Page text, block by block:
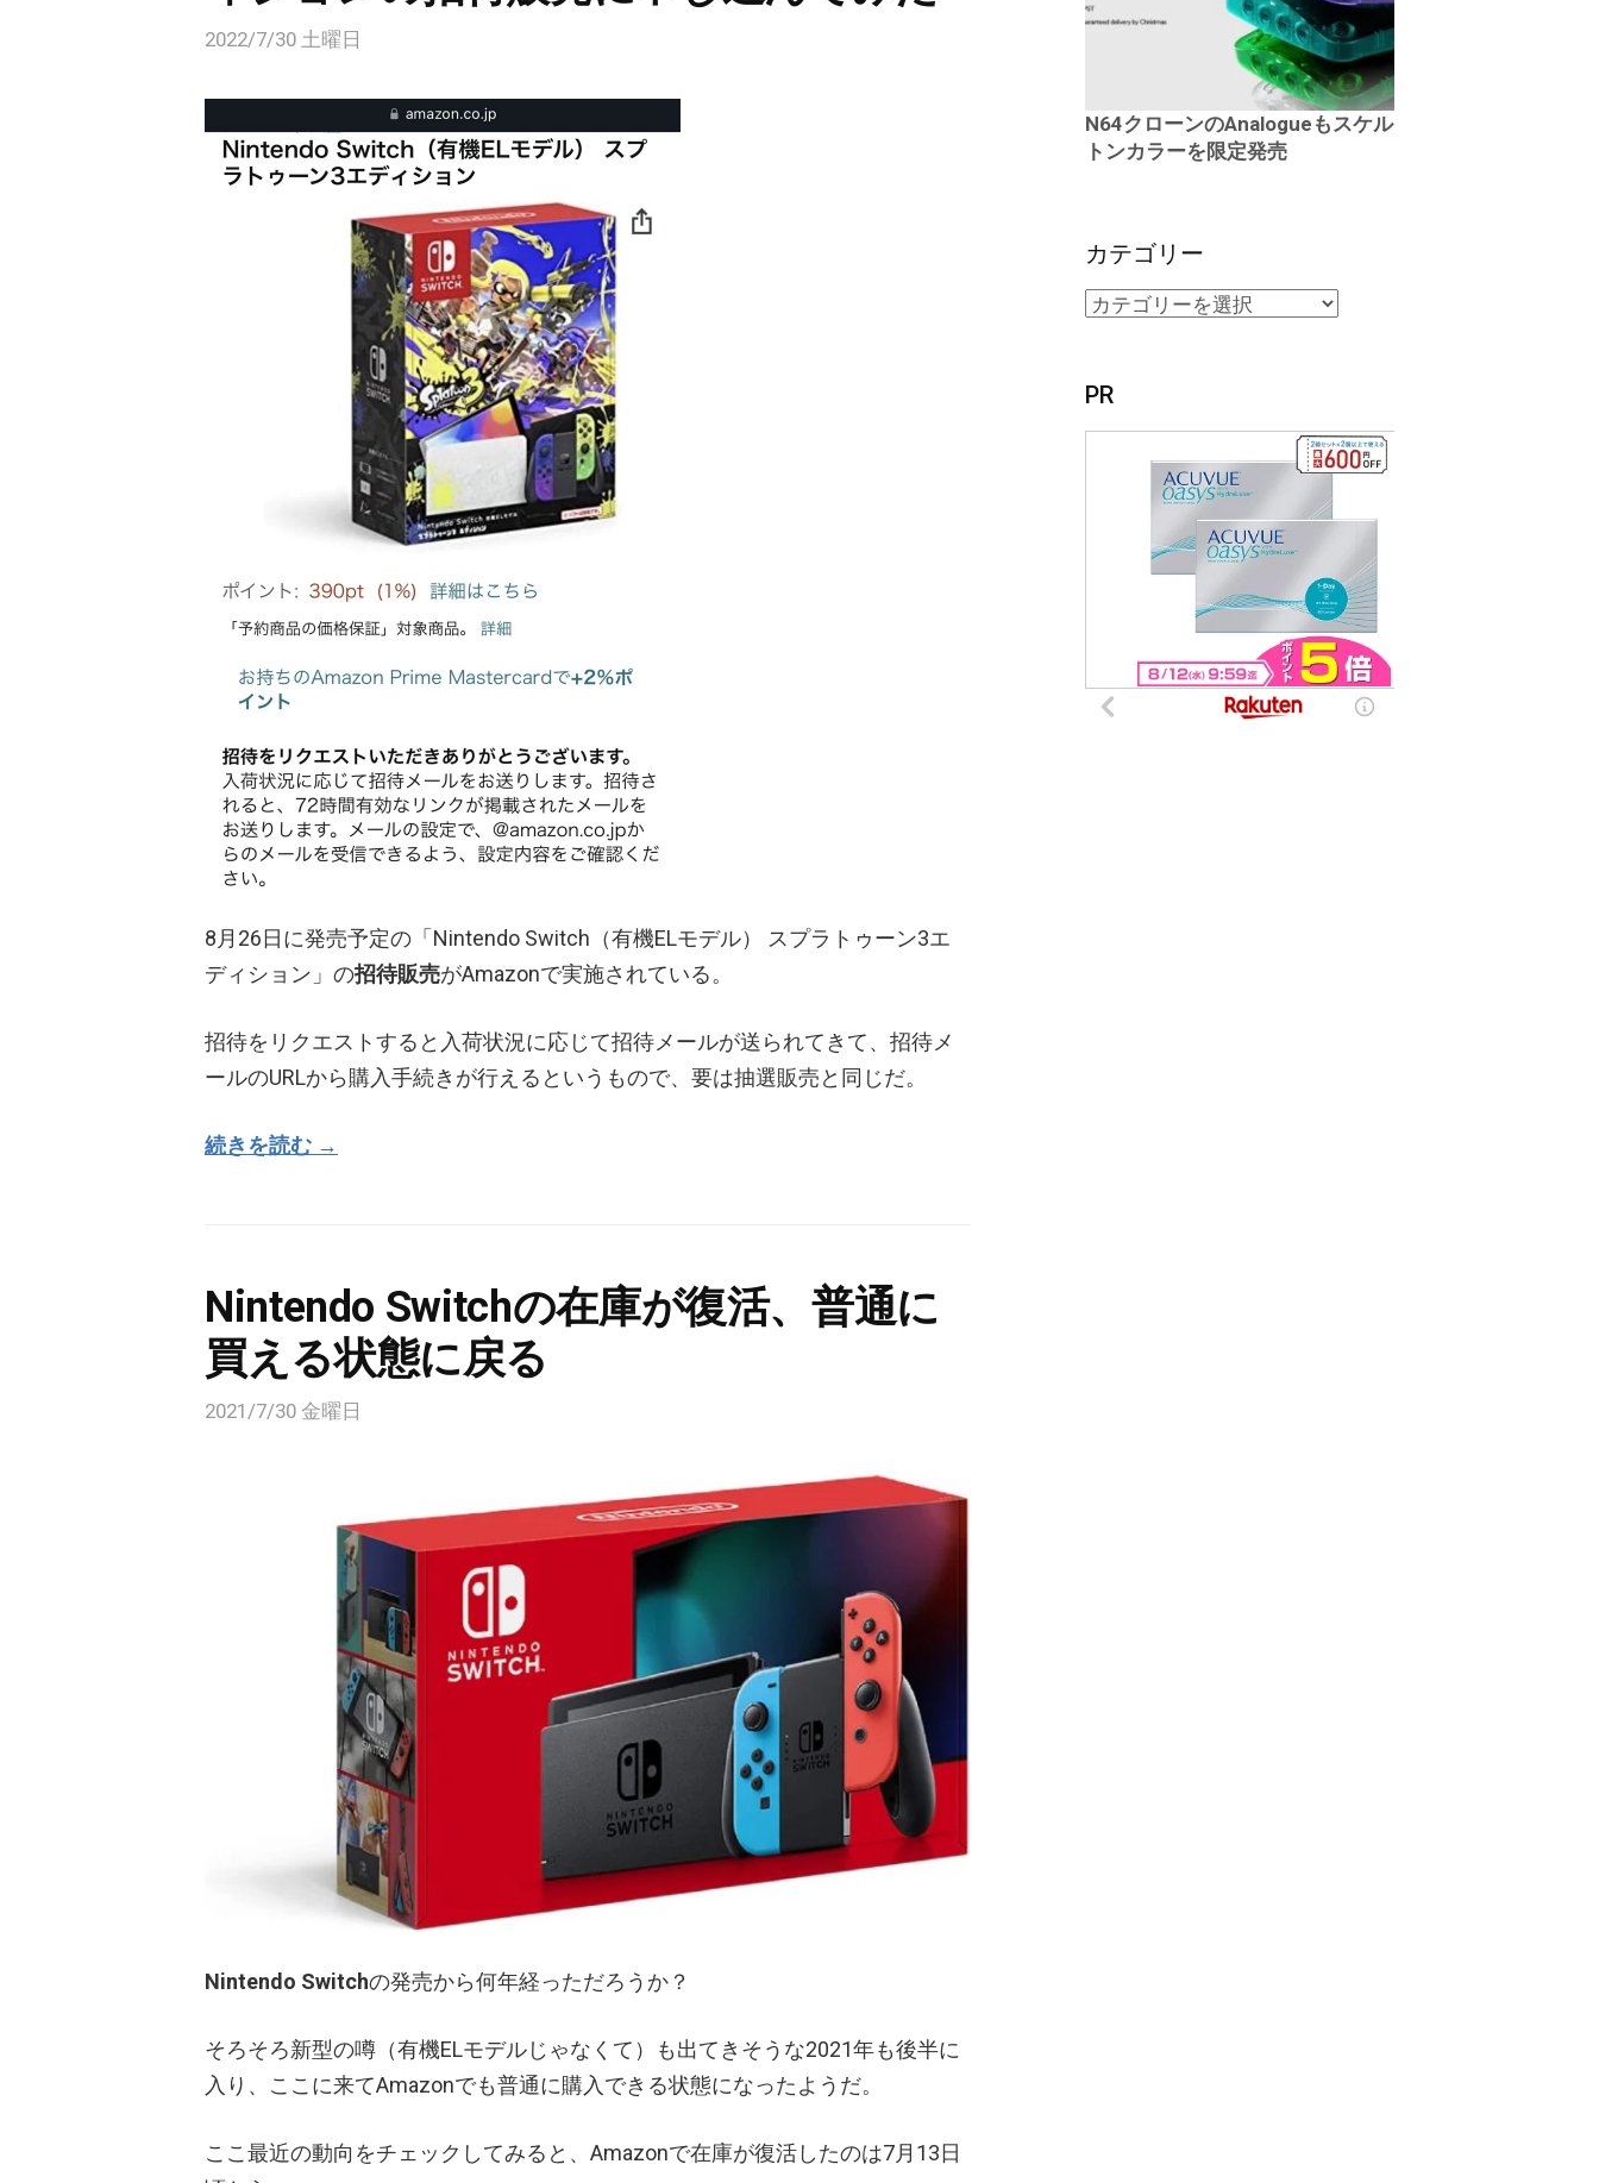
2022/7/30 土曜日
8月26日に発売予定の「Nintendo Switch（有機ELモデル） スプラトゥーン3エ
ディション」の招待販売がAmazonで実施されている。
招待をリクエストすると入荷状況に応じて招待メールが送られてきて、招待メ
ールのURLから購入手続きが行えるというもので、要は抽選販売と同じだ。
続きを読む →
Nintendo Switchの在庫が復活、普通に
買える状態に戻る
2021/7/30 金曜日
Nintendo Switchの発売から何年経っただろうか？
そろそろ新型の噂（有機ELモデルじゃなくて）も出てきそうな2021年も後半に
入り、ここに来てAmazonでも普通に購入できる状態になったようだ。
ここ最近の動向をチェックしてみると、Amazonで在庫が復活したのは7月13日
N64クローンのAnalogueもスケル
トンカラーを限定発売
カテゴリー
PR